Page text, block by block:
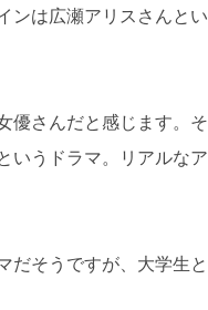
ンは広瀬アリスさんとい
優さんだと感じます。そ
いうドラマ。リアルなア
だそうですが、大学生と